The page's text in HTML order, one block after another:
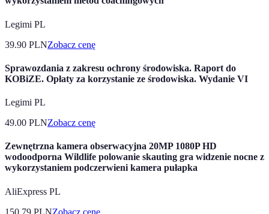
Legimi PL
39.90 PLNZobacz cenę
Sprawozdania z zakresu ochrony środowiska. Raport do
KOBiZE. Opłaty za korzystanie ze środowiska. Wydanie VI
Legimi PL
49.00 PLNZobacz cenę
Zewnętrzna kamera obserwacyjna 20MP 1080P HD
wodoodporna Wildlife polowanie skauting gra widzenie nocne z
wykorzystaniem podczerwieni kamera pułapka
AliExpress PL
150.79 PLNZobacz cenę